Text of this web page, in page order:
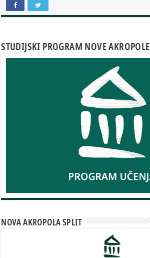
STUDIJSKI PROGRAM NOVE AKROPOLE
NOVA AKROPOLA SPLIT